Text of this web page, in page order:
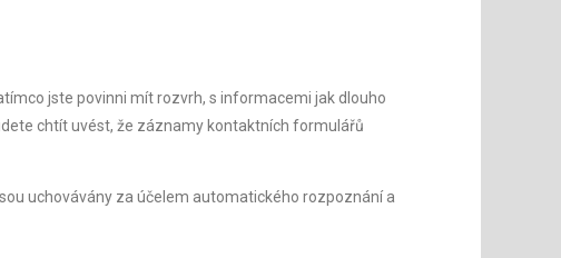
jste povinni mít rozvrh, s informacemi jak dlouho
chtít uvést, že záznamy kontaktních formulářů
uchovávány za účelem automatického rozpoznání a